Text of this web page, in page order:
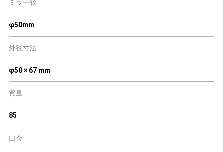
ミラー径
φ50mm
外径寸法
φ50 × 67 mm
質量
85
口金